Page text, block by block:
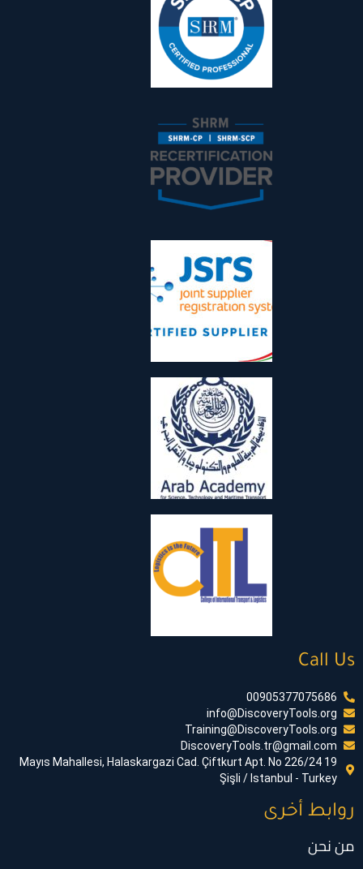
Call Us
00905377075686
info@DiscoveryTools.org
Training@DiscoveryTools.org
DiscoveryTools.tr@gmail.com
19 Mayıs Mahallesi, Halaskargazi Cad. Çiftkurt Apt. No 226/24
Şişli / Istanbul - Turkey
روابط أخرى
من نحن